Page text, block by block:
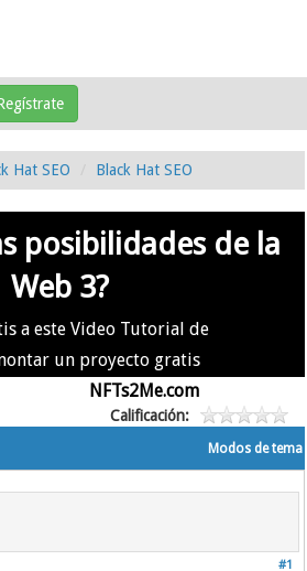
Hat SEO Black Hat SEO
posibilidades de la
Web 3?
a este Video Tutorial de
un proyecto gratis
NFTs2Me.com
Calificación:
Modos de tema
#1